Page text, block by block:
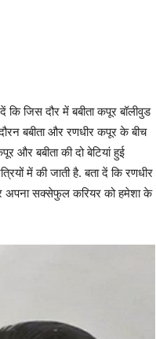
जिस दौर में बबीता कपूर बॉलीवुड
बबीता और रणधीर कपूर के बीच
और बबीता की दो बेटियां हुई
में की जाती है. बता दें कि रणधीर
अपना सक्सेफुल करियर को हमेशा के